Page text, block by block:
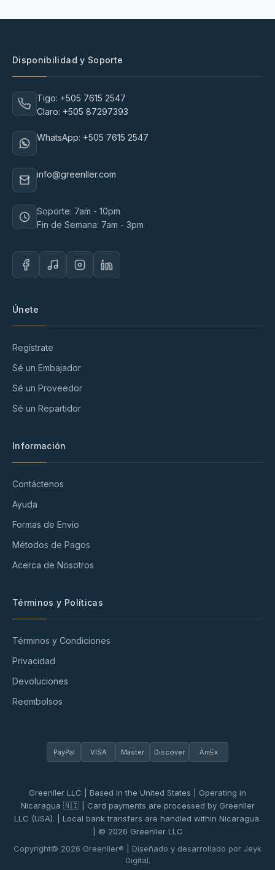
Disponibilidad y Soporte
Tigo: +505 7615 2547
Claro: +505 87297393
WhatsApp: +505 7615 2547
info@greenller.com
Soporte: 7am - 10pm
Fin de Semana: 7am - 3pm
Únete
Regístrate
Sé un Embajador
Sé un Proveedor
Sé un Repartidor
Información
Contáctenos
Ayuda
Formas de Envío
Métodos de Pagos
Acerca de Nosotros
Términos y Políticas
Términos y Condiciones
Privacidad
Devoluciones
Reembolsos
PayPal VISA Master Discover AmEx
Greenller LLC | Based in the United States | Operating in
Nicaragua 🇳🇮 | Card payments are processed by Greenller
LLC (USA). | Local bank transfers are handled within Nicaragua.
| © 2026 Greenller LLC
Copyright© 2026 Greenller® | Diseñado y desarrollado por Jeyk
Digital.